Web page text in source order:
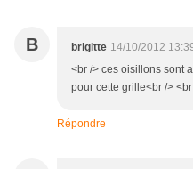
B brigitte 14/10/2012
<br /> ces oisillons sont
pour cette grille<br />
Répondre